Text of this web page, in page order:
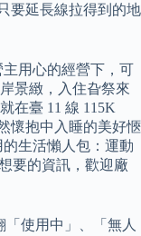
要延長線拉得到的地
用心的經營下，可
景緻，入住旮祭來
在臺 11 線 115K
懷抱中入睡的美好愜
生活懶人包：運動
要的資訊，歡迎廠
使用中」、「無人